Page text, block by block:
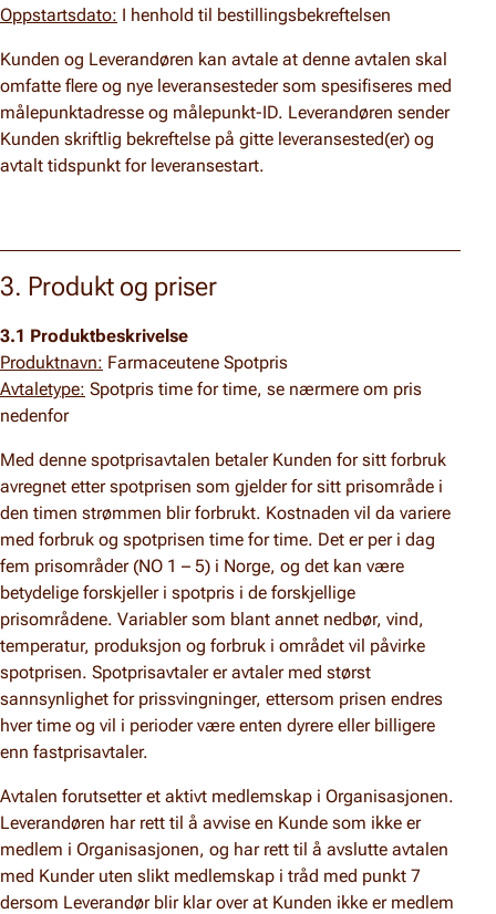
Oppstartsdato: I henhold til bestillingsbekreftelsen
Kunden og Leverandøren kan avtale at denne avtalen skal
omfatte flere og nye leveransesteder som spesifiseres med
målepunktadresse og målepunkt-ID. Leverandøren sender
Kunden skriftlig bekreftelse på gitte leveransested(er) og
avtalt tidspunkt for leveransestart.
3. Produkt og priser
3.1 Produktbeskrivelse
Produktnavn: Farmaceutene Spotpris
Avtaletype: Spotpris time for time, se nærmere om pris
nedenfor
Med denne spotprisavtalen betaler Kunden for sitt forbruk
avregnet etter spotprisen som gjelder for sitt prisområde i
den timen strømmen blir forbrukt. Kostnaden vil da variere
med forbruk og spotprisen time for time. Det er per i dag
fem prisområder (NO 1 – 5) i Norge, og det kan være
betydelige forskjeller i spotpris i de forskjellige
prisområdene. Variabler som blant annet nedbør, vind,
temperatur, produksjon og forbruk i området vil påvirke
spotprisen. Spotprisavtaler er avtaler med størst
sannsynlighet for prissvingninger, ettersom prisen endres
hver time og vil i perioder være enten dyrere eller billigere
enn fastprisavtaler.
Avtalen forutsetter et aktivt medlemskap i Organisasjonen.
Leverandøren har rett til å avvise en Kunde som ikke er
medlem i Organisasjonen, og har rett til å avslutte avtalen
med Kunder uten slikt medlemskap i tråd med punkt 7
dersom Leverandør blir klar over at Kunden ikke er medlem